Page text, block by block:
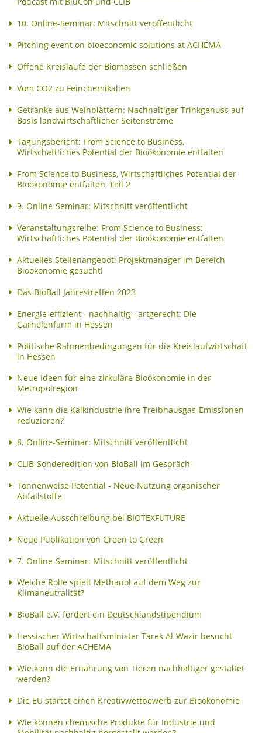
10. Online-Seminar: Mitschnitt veröffentlicht
Pitching event on bioeconomic solutions at ACHEMA
Offene Kreisläufe der Biomassen schließen
Vom CO2 zu Feinchemikalien
Getränke aus Weinblättern: Nachhaltiger Trinkgenuss auf
Basis landwirtschaftlicher Seitenströme
Tagungsbericht: From Science to Business,
Wirtschaftliches Potential der Bioökonomie entfalten
From Science to Business, Wirtschaftliches Potential der
Bioökonomie entfalten, Teil 2
9. Online-Seminar: Mitschnitt veröffentlicht
Veranstaltungsreihe: From Science to Business:
Wirtschaftliches Potential der Bioökonomie entfalten
Aktuelles Stellenangebot: Projektmanager im Bereich
Bioökonomie gesucht!
Das BioBall Jahrestreffen 2023
Energie-effizient - nachhaltig - artgerecht: Die
Garnelenfarm in Hessen
Politische Rahmenbedingungen für die Kreislaufwirtschaft
in Hessen
Neue Ideen für eine zirkuläre Bioökonomie in der
Metropolregion
Wie kann die Kalkindustrie ihre Treibhausgas-Emissionen
reduzieren?
8. Online-Seminar: Mitschnitt veröffentlicht
CLIB-Sonderedition von BioBall im Gespräch
Tonnenweise Potential - Neue Nutzung organischer
Abfallstoffe
Aktuelle Ausschreibung bei BIOTEXFUTURE
Neue Publikation von Green to Green
7. Online-Seminar: Mitschnitt veröffentlicht
Welche Rolle spielt Methanol auf dem Weg zur
Klimaneutralität?
BioBall e.V. fördert ein Deutschlandstipendium
Hessischer Wirtschaftsminister Tarek Al-Wazir besucht
BioBall auf der ACHEMA
Wie kann die Ernährung von Tieren nachhaltiger gestaltet
werden?
Die EU startet einen Kreativwettbewerb zur Bioökonomie
Wie können chemische Produkte für Industrie und